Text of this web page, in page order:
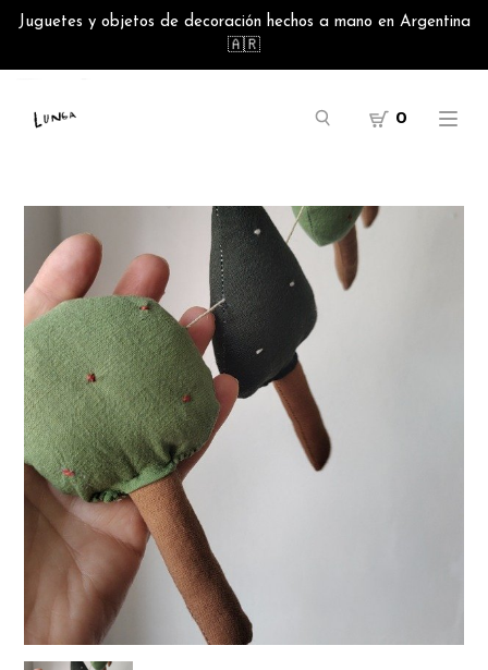
Juguetes y objetos de decoración hechos a mano en Argentina
🇦🇷
0